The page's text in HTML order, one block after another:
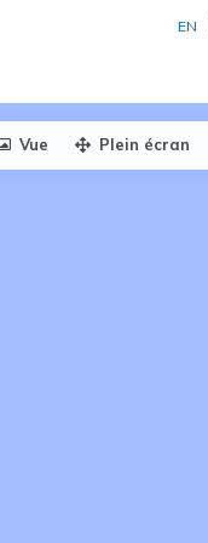
EN
Vue Plein écran